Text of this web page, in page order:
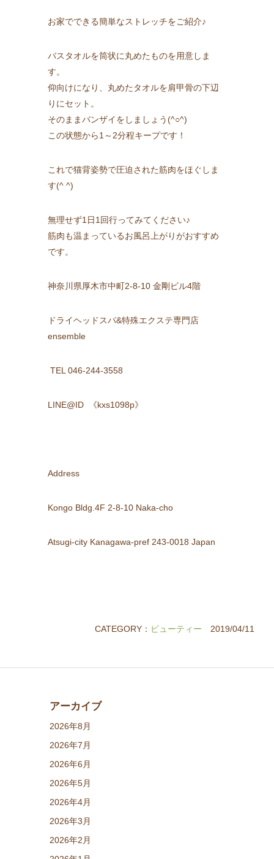
お家でできる簡単なストレッチをご紹介♪
バスタオルを筒状に丸めたものを用意しま
す。
仰向けになり、丸めたタオルを肩甲骨の下辺
りにセット。
そのままバンザイをしましょう(^○^)
この状態から1～2分程キープです！
これで猫背姿勢で圧迫された筋肉をほぐしま
す(^ ^)
無理せず1日1回行ってみてください♪
筋肉も温まっているお風呂上がりがおすすめ
です。
神奈川県厚木市中町2-8-10 金剛ビル4階
ドライヘッドスパ&特殊エクステ専門店
ensemble
TEL 046-244-3558
LINE@ID 《kxs1098p》
Address
Kongo Bldg.4F 2-8-10 Naka-cho
Atsugi-city Kanagawa-pref 243-0018 Japan
CATEGORY： ビューティー 2019/04/11
アーカイブ
2026年8月
2026年7月
2026年6月
2026年5月
2026年4月
2026年3月
2026年2月